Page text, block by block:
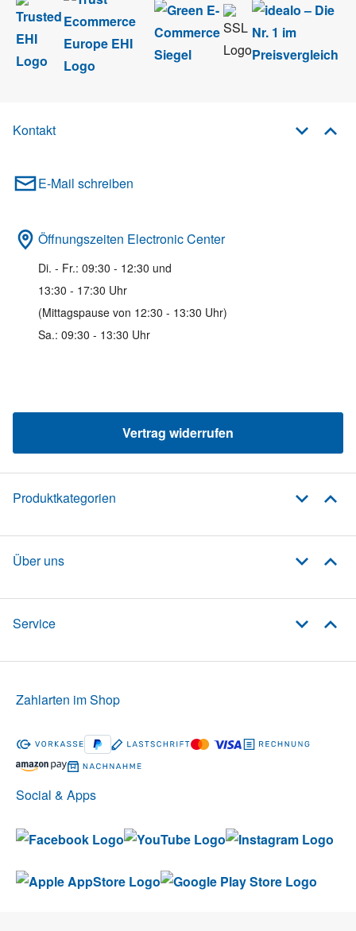
Kontakt
E-Mail schreiben
Öffnungszeiten Electronic Center
Di. - Fr.: 09:30 - 12:30 und
13:30 - 17:30 Uhr
(Mittagspause von 12:30 - 13:30 Uhr)
Sa.: 09:30 - 13:30 Uhr
Vertrag widerrufen
Produktkategorien
Über uns
Service
Social & Apps
Zahlarten im Shop